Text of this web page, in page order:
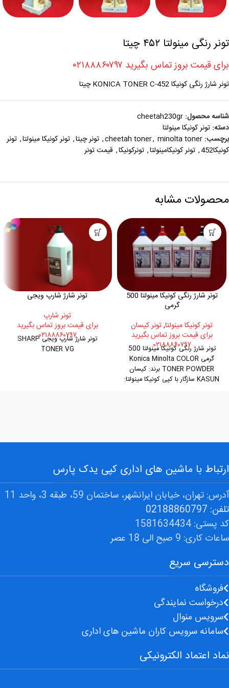
تونر رنگی مینولتا ۴۵۲ چیتا
برای قیمت بروز تماس بگیرید ۰۲۱۸۸۸۶۰۷۹۷
تونر شارژ رنگی کونیکا KONICA TONER C-452 چیتا
شناسه محصول: cheetah230gr
دسته: تونر کونيکا مينولتا
برچسب:
cheetah toner, minolta toner
, تونر چیتا, تونر کونیکا مینولتا, تونر
کونیکا452
, تونر کونیکامینولتا, تونرکونیکا, قیمت تونر
محصولات مشابه
تونر شارژ رنگی کونیکا مینولتا 500
گرمی
تونر کونيکا مينولتا,تونر کیسان
برای قیمت بروز تماس بگیرید
۰۲۱۸۸۸۶۰۷۹۷
تونر شارژ رنگی کونیکا مینولتا 500
گرمی Konica Minolta COLOR
TONER POWDER برند: کیسان
KASUN سازگار با کپی کونیکا مینولتا:
تونر شارژ شارپ ویجی
تونر شارپ
برای قیمت بروز تماس بگیرید
۰۲۱۸۸۸۶۰۷۹۷تونر شارژ شارپ ویجی SHARP
TONER VG
نماد اعتماد الکترونیکی
دسترسی سریع
فروشگاه
درخواست نمایندگی
سرویس منوال
سامانه سرویس کاران ماشین های اداری
ارتباط با ماشین های اداری کپی یدک پارس
آدرس: تهران، خیابان ایرانشهر، ساختمان 59، طبقه 3، واحد 11
تلفن: 02188860797
کد پستی: 1581634434
ساعات کاری: 9 صبح الی 18 عصر